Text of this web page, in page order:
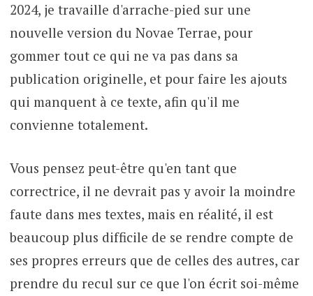
2024, je travaille d'arrache-pied sur une
nouvelle version du Novae Terrae, pour
gommer tout ce qui ne va pas dans sa
publication originelle, et pour faire les ajouts
qui manquent à ce texte, afin qu'il me
convienne totalement.
Vous pensez peut-être qu'en tant que
correctrice, il ne devrait pas y avoir la moindre
faute dans mes textes, mais en réalité, il est
beaucoup plus difficile de se rendre compte de
ses propres erreurs que de celles des autres, car
prendre du recul sur ce que l'on écrit soi-même